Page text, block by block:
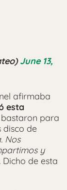
June 13,
afirmaba
esta
bastaron para
disco de
Nos
y
de esta